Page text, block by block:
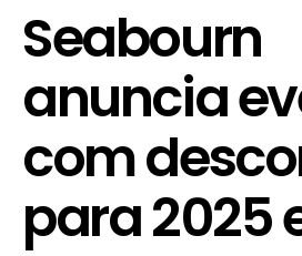
Seabourn
anuncia
com
para 2025